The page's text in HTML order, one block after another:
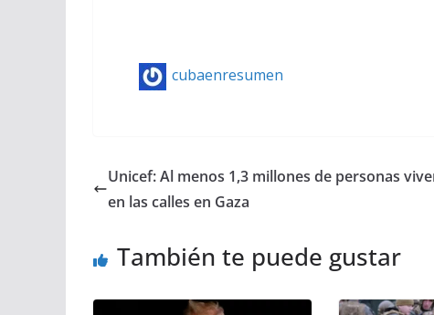
cubaenresumen
Unicef: Al menos 1,3 millones de personas
en las calles en Gaza
También te puede gustar